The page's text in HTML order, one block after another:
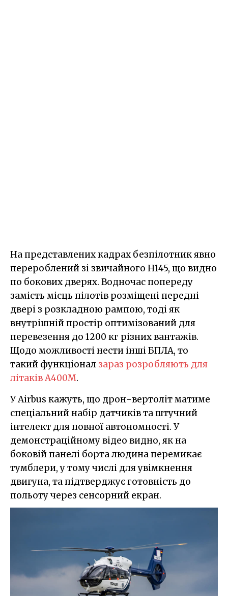
На представлених кадрах безпілотник явно
перероблений зі звичайного H145, що видно
по бокових дверях. Водночас попереду
замість місць пілотів розміщені передні
двері з розкладною рампою, тоді як
внутрішній простір оптимізований для
перевезення до 1200 кг різних вантажів.
Щодо можливості нести інші БПЛА, то
такий функціонал зараз розробляють для
літаків A400M.
У Airbus кажуть, що дрон-вертоліт матиме
спеціальний набір датчиків та штучний
інтелект для повної автономності. У
демонстраційному відео видно, як на
боковій панелі борта людина перемикає
тумблери, у тому числі для увімкнення
двигуна, та підтверджує готовність до
польоту через сенсорний екран.